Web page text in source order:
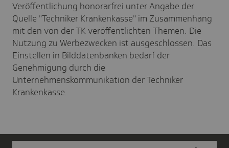
Veröffentlichung honorarfrei unter Angabe der
Quelle "Techniker Krankenkasse" im Zusammenhang
mit den von der TK veröffentlichten Themen. Die
Nutzung zu Werbezwecken ist ausgeschlossen. Das
Einstellen in Bilddatenbanken bedarf der
Genehmigung durch die
Unternehmenskommunikation der Techniker
Krankenkasse.